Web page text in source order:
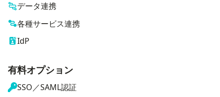
データ連携
各種サービス連携
IdP
有料オプション
SSO／SAML認証